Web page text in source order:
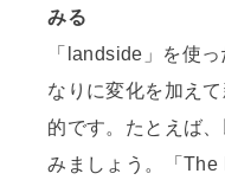
みる
「landside」を使
なりに変化を加え
的です。たとえば
みましょう。「